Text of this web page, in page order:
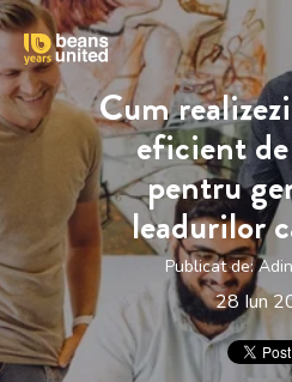
Cum
eficient
pentru
leadurilor
Publicat de:
28 Iun